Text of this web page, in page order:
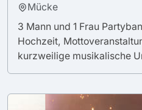
Mücke
3 Mann und 1 Frau
Hochzeit,
kurzweilige musikalische